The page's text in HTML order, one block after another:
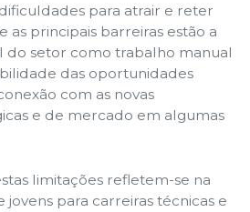
para atrair e reter
as principais barreiras estão a
do setor como trabalho manual
das oportunidades
com as novas
e de mercado em algumas
limitações refletem-se na
jovens para carreiras técnicas e